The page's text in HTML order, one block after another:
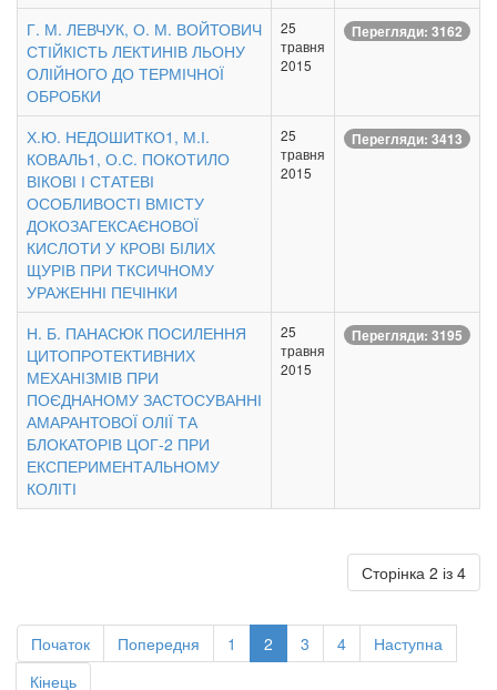
Г. М. ЛЕВЧУК, О. М. ВОЙТОВИЧ
СТІЙКІСТЬ ЛЕКТИНІВ ЛЬОНУ
ОЛІЙНОГО ДО ТЕРМІЧНОЇ
ОБРОБКИ
25
травня
2015
Перегляди: 3162
Х.Ю. НЕДОШИТКО1, М.І.
КОВАЛЬ1, О.С. ПОКОТИЛО
ВІКОВІ І СТАТЕВІ
ОСОБЛИВОСТІ ВМІСТУ
ДОКОЗАГЕКСАЄНОВОЇ
КИСЛОТИ У КРОВІ БІЛИХ
ЩУРІВ ПРИ ТКСИЧНОМУ
УРАЖЕННІ ПЕЧІНКИ
25
травня
2015
Перегляди: 3413
Н. Б. ПАНАСЮК ПОСИЛЕННЯ
ЦИТОПРОТЕКТИВНИХ
МЕХАНІЗМІВ ПРИ
ПОЄДНАНОМУ ЗАСТОСУВАННІ
АМАРАНТОВОЇ ОЛІЇ ТА
БЛОКАТОРІВ ЦОГ-2 ПРИ
ЕКСПЕРИМЕНТАЛЬНОМУ
КОЛІТІ
25
травня
2015
Перегляди: 3195
Сторінка 2 із 4
Початок Попередня 1 2 3 4
Наступна
Кінець